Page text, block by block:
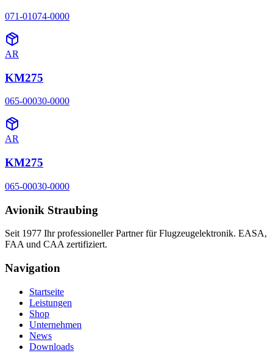
071-01074-0000
AR
KM275
065-00030-0000
AR
KM275
065-00030-0000
Avionik Straubing
Seit 1977 Ihr professioneller Partner für Flugzeugelektronik. EASA,
FAA und CAA zertifiziert.
Navigation
Startseite
Leistungen
Shop
Unternehmen
News
Downloads